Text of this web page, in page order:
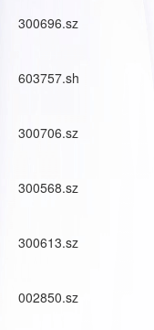
300696.sz
603757.sh
300706.sz
300568.sz
300613.sz
002850.sz